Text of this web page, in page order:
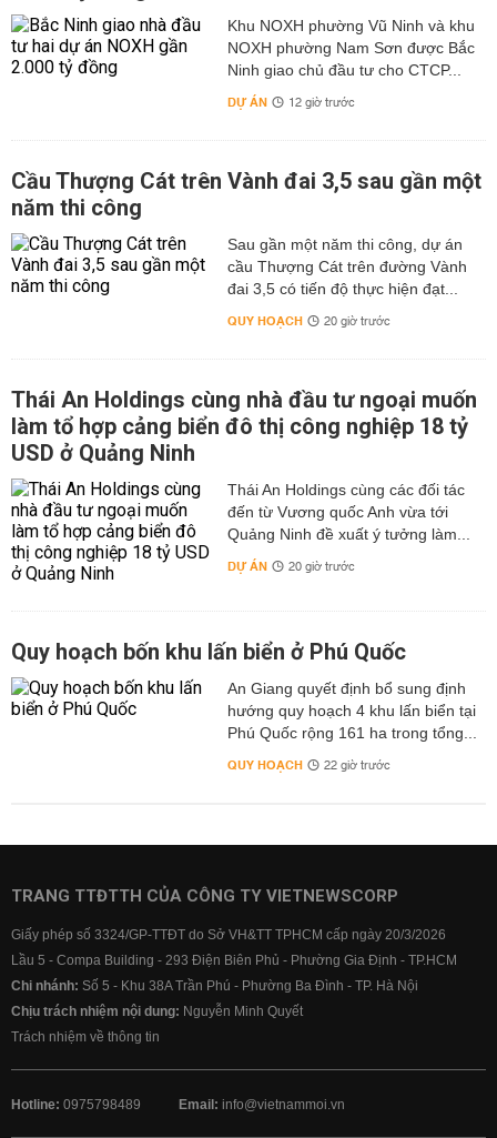
Khu NOXH phường Vũ Ninh và khu
NOXH phường Nam Sơn được Bắc
Ninh giao chủ đầu tư cho CTCP...
DỰ ÁN 12 giờ trước
Cầu Thượng Cát trên Vành đai 3,5 sau gần một
năm thi công
Sau gần một năm thi công, dự án
cầu Thượng Cát trên đường Vành
đai 3,5 có tiến độ thực hiện đạt...
QUY HOẠCH 20 giờ trước
Thái An Holdings cùng nhà đầu tư ngoại muốn
làm tổ hợp cảng biển đô thị công nghiệp 18 tỷ
USD ở Quảng Ninh
Thái An Holdings cùng các đối tác
đến từ Vương quốc Anh vừa tới
Quảng Ninh đề xuất ý tưởng làm...
DỰ ÁN 20 giờ trước
Quy hoạch bốn khu lấn biển ở Phú Quốc
An Giang quyết định bổ sung định
hướng quy hoạch 4 khu lấn biển tại
Phú Quốc rộng 161 ha trong tổng...
QUY HOẠCH 22 giờ trước
TRANG TTĐTTH CỦA CÔNG TY VIETNEWSCORP
Giấy phép số 3324/GP-TTĐT do Sở VH&TT TPHCM cấp ngày 20/3/2026
Lầu 5 - Compa Building - 293 Điện Biên Phủ - Phường Gia Định - TP.HCM
Chi nhánh: Số 5 - Khu 38A Trần Phú - Phường Ba Đình - TP. Hà Nội
Chịu trách nhiệm nội dung: Nguyễn Minh Quyết
Trách nhiệm về thông tin
Hotline: 0975798489 Email: info@vietnammoi.vn